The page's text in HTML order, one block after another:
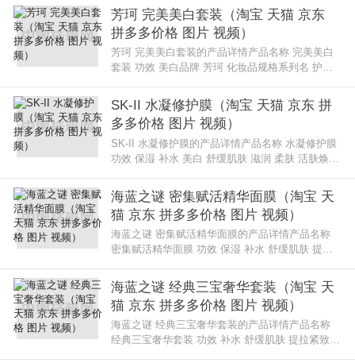
系列名 特殊护理系列使用法
芳珂 完美美白套装（淘宝 天猫 京东
拼多多价格 图片 视频）
芳珂 完美美白套装的产品详情产品名称 完美美白
套装 功效 美白品牌 芳珂 化妆品规格系列名 护肤
手袋中。使用时，先用面油纸
SK-II 水凝修护膜（淘宝 天猫 京东 拼
多多价格 图片 视频）
SK-II 水凝修护膜的产品详情产品名称 水凝修护膜
功效 保湿 补水 美白 舒缓肌肤 滋润 柔肤 活肤焕采
基础保湿系列使用SK-I
海蓝之谜 密集赋活精华面膜（淘宝 天
猫 京东 拼多多价格 图片 视频）
海蓝之谜 密集赋活精华面膜的产品详情产品名称
密集赋活精华面膜 功效 保湿 补水 舒缓肌肤 提拉
之谜 化妆品规格 75ml系列
海蓝之谜 经典三宝奢华套装（淘宝 天
猫 京东 拼多多价格 图片 视频）
海蓝之谜 经典三宝奢华套装的产品详情产品名称
经典三宝奢华套装 功效 补水 舒缓肌肤 提拉紧致